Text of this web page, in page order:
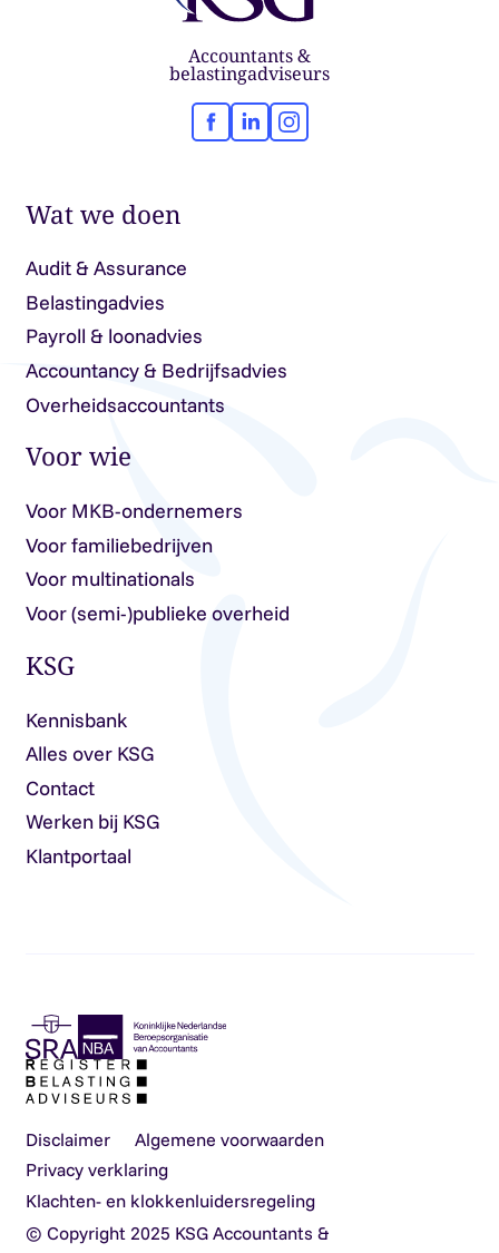
Accountants &
belastingadviseurs
Facebook
LinkedInInstagram
Wat we doen
Audit & Assurance
Belastingadvies
Payroll & loonadvies
Accountancy & Bedrijfsadvies
Overheidsaccountants
Voor wie
Voor MKB-ondernemers
Voor familiebedrijven
Voor multinationals
Voor (semi-)publieke overheid
KSG
Kennisbank
Alles over KSG
Contact
Werken bij KSG
Klantportaal
Disclaimer
Algemene voorwaarden
Privacy verklaring
Klachten- en klokkenluidersregeling
© Copyright 2025 KSG Accountants &